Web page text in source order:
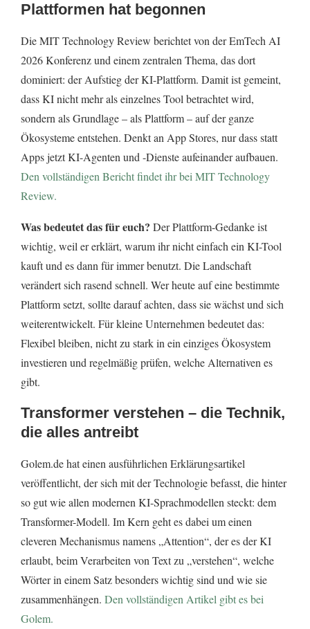
Plattformen hat begonnen
Die MIT Technology Review berichtet von der EmTech AI
2026 Konferenz und einem zentralen Thema, das dort
dominiert: der Aufstieg der KI-Plattform. Damit ist gemeint,
dass KI nicht mehr als einzelnes Tool betrachtet wird,
sondern als Grundlage – als Plattform – auf der ganze
Ökosysteme entstehen. Denkt an App Stores, nur dass statt
Apps jetzt KI-Agenten und -Dienste aufeinander aufbauen.
Den vollständigen Bericht findet ihr bei MIT Technology
Review.
Was bedeutet das für euch? Der Plattform-Gedanke ist
wichtig, weil er erklärt, warum ihr nicht einfach ein KI-Tool
kauft und es dann für immer benutzt. Die Landschaft
verändert sich rasend schnell. Wer heute auf eine bestimmte
Plattform setzt, sollte darauf achten, dass sie wächst und sich
weiterentwickelt. Für kleine Unternehmen bedeutet das:
Flexibel bleiben, nicht zu stark in ein einziges Ökosystem
investieren und regelmäßig prüfen, welche Alternativen es
gibt.
Transformer verstehen – die Technik,
die alles antreibt
Golem.de hat einen ausführlichen Erklärungsartikel
veröffentlicht, der sich mit der Technologie befasst, die hinter
so gut wie allen modernen KI-Sprachmodellen steckt: dem
Transformer-Modell. Im Kern geht es dabei um einen
cleveren Mechanismus namens „Attention“, der es der KI
erlaubt, beim Verarbeiten von Text zu „verstehen“, welche
Wörter in einem Satz besonders wichtig sind und wie sie
zusammenhängen. Den vollständigen Artikel gibt es bei
Golem.